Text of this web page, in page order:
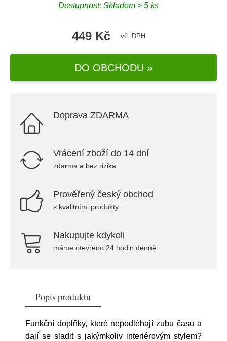
Dostupnost: Skladem > 5 ks
449 Kč vč. DPH
DO OBCHODU »
Doprava ZDARMA
Vrácení zboží do 14 dní
zdarma a bez rizika
Prověřený český obchod
s kvalitními produkty
Nakupujte kdykoli
máme otevřeno 24 hodin denně
Popis produktu
Funkční doplňky, které nepodléhají zubu času a
dají se sladit s jakýmkoliv interiérovým stylem?